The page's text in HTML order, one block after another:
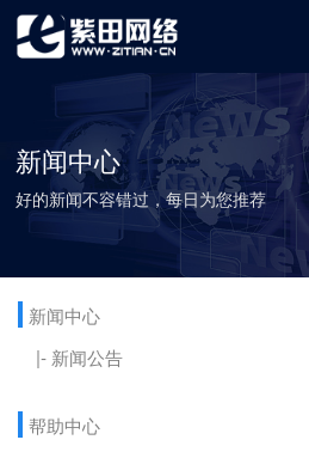
新闻中心
好的新闻不容错过，每日为您推荐
新闻中心
|- 新闻公告
帮助中心